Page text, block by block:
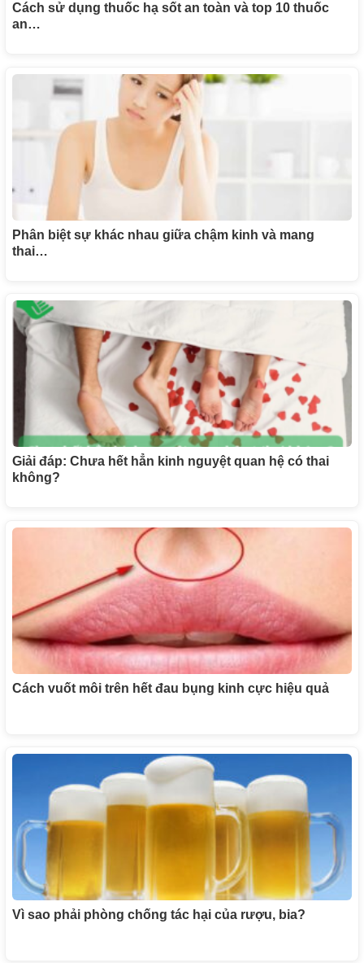
Cách sử dụng thuốc hạ sốt an toàn và top 10 thuốc
an…
Phân biệt sự khác nhau giữa chậm kinh và mang
thai…
Giải đáp: Chưa hết hẳn kinh nguyệt quan hệ có thai
không?
Cách vuốt môi trên hết đau bụng kinh cực hiệu quả
Vì sao phải phòng chống tác hại của rượu, bia?